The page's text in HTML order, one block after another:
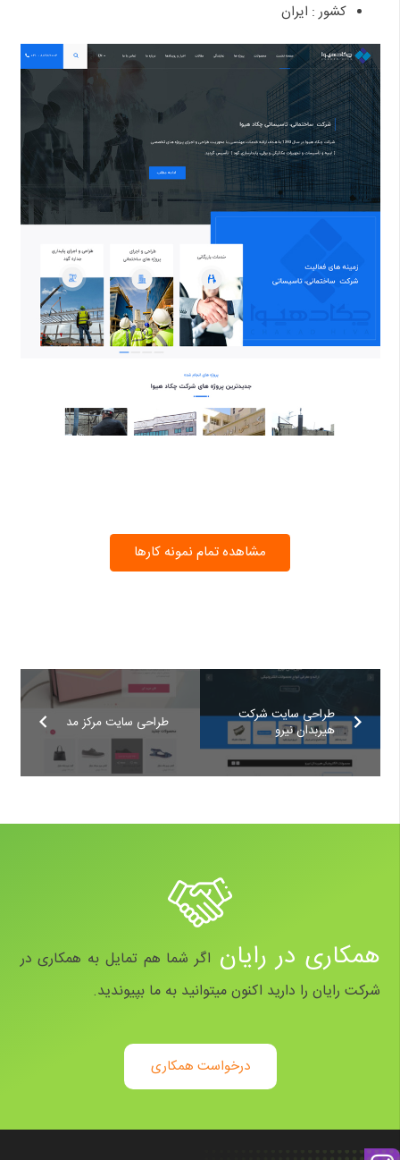
کشور : ایران
مشاهده تمام نمونه کارها
طراحی سایت مرکز مد
طراحی سایت شرکت
هیربدان نیرو
همکاری در رایان اگر شما هم تمایل به همکاری در
شرکت رایان را دارید اکنون میتوانید به ما بپیوندید.
درخواست همکاری